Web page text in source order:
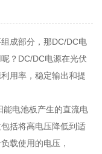
成部分，那DC/DC电
？DC/DC电源在光伏
用率，稳定输出和提
能电池板产生的直流电
括将高电压降低到适
载使用的电压‌，